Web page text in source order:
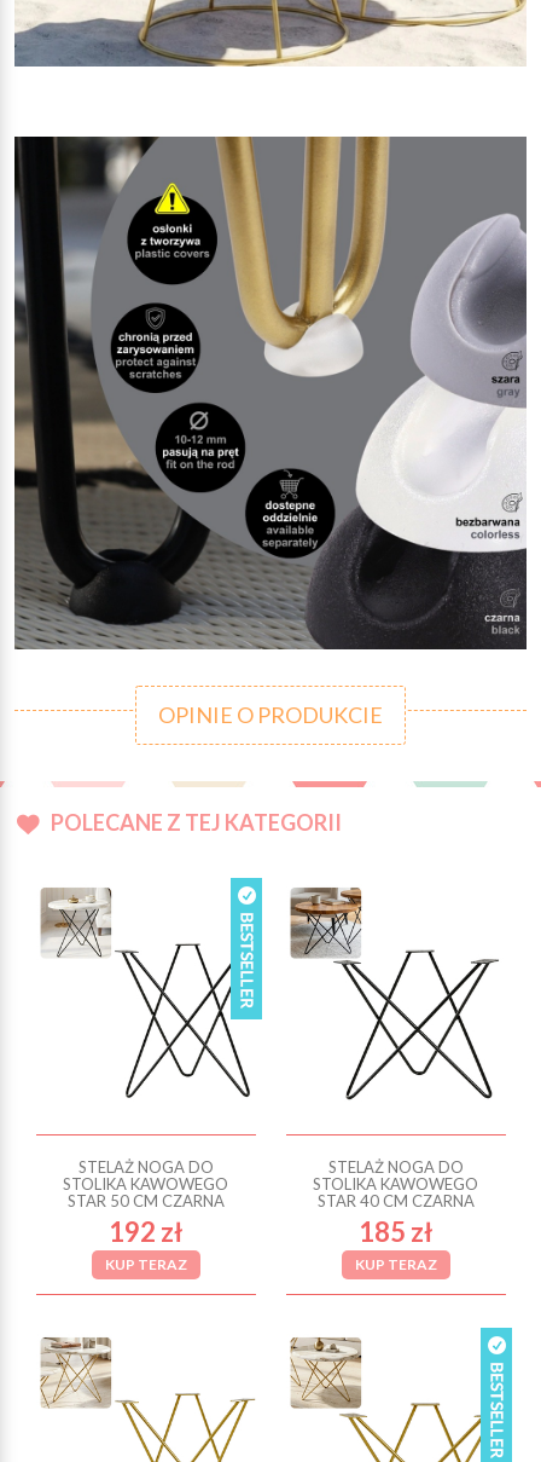
OPINIE O PRODUKCIE
POLECANE Z TEJ KATEGORII
STELAŻ NOGA DO
STOLIKA KAWOWEGO
STAR 50 CM CZARNA
192 zł
KUP TERAZ
STELAŻ NOGA DO
STOLIKA KAWOWEGO
STAR 40 CM CZARNA
185 zł
KUP TERAZ